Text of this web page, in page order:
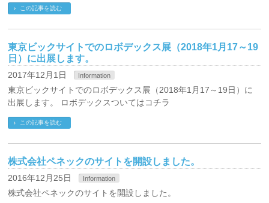
この記事を読む
東京ビックサイトでのロボデックス展（2018年1月17～19
日）に出展します。
2017年12月1日 Information
東京ビックサイトでのロボデックス展（2018年1月17～19日）に
出展します。 ロボデックスついてはコチラ
この記事を読む
株式会社ペネックのサイトを開設しました。
2016年12月25日 Information
株式会社ペネックのサイトを開設しました。